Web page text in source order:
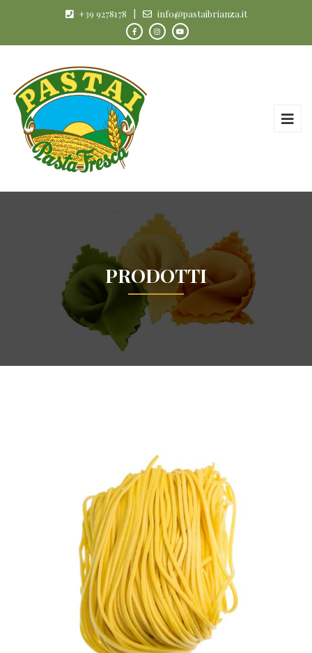
+39 9278178 info@pastaibrianza.it
PRODOTTI